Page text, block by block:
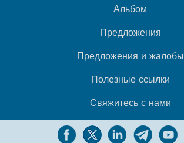
Альбом
Предложения
Предложения и жалобы
Полезные ссылки
Свяжитесь с нами